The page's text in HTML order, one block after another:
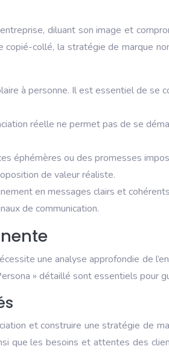
diluant son image et
collé, la stratégie de marque
à personne. Il est essentiel de se
réelle ne permet pas de se
éphémères ou des promesses
de valeur réaliste.
en messages clairs et
de communication.
une analyse approfondie de
» détaillé sont essentiels pour
et construire une stratégie de
que les besoins et attentes des